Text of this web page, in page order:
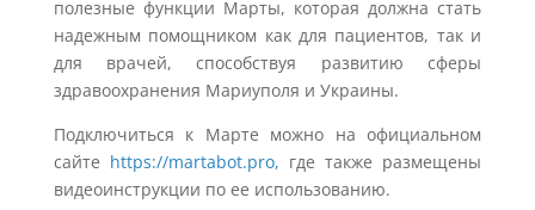
полезные функции Марты, которая должна стать
надежным помощником как для пациентов, так и
для врачей, способствуя развитию сферы
здравоохранения Мариуполя и Украины.
Подключиться к Марте можно на официальном
сайте https://martabot.pro, где также размещены
видеоинструкции по ее использованию.